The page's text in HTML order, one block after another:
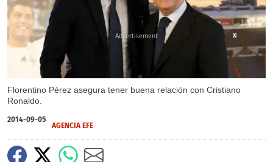
Florentino Pérez asegura tener buena relación con Cristiano
Ronaldo.
X
2014-09-05
AGENCIA EFE